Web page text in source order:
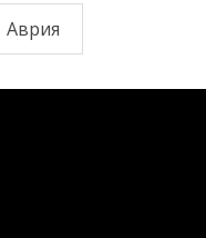
Аврия